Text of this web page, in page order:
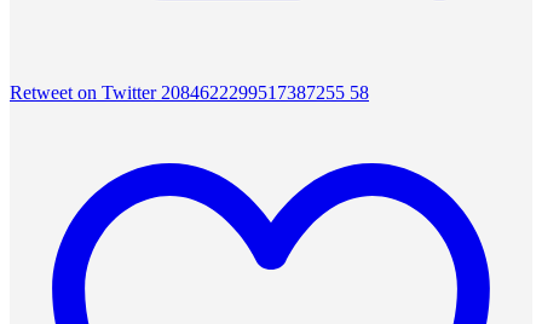
Retweet on Twitter 2084622299517387255 58